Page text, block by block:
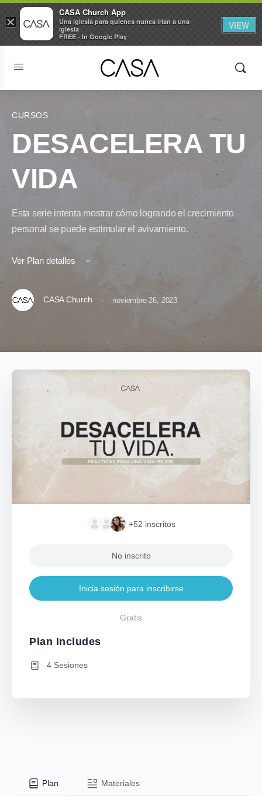
CURSOS
DESACELERA TU
VIDA
Esta serie intenta mostrar cómo logrando el crecimiento
personal se puede estimular el avivamiento.
Ver Plan detalles
CASA Church · noviembre 26, 2023
Plan Materiales
+52 inscritos
No inscrito
Inicia sesión para inscribirse
Gratis
Plan Includes
4 Sesiones
×
CASA Church App
Una iglesia para quienes nunca irían a una
iglesia
FREE - In Google Play
VIEW